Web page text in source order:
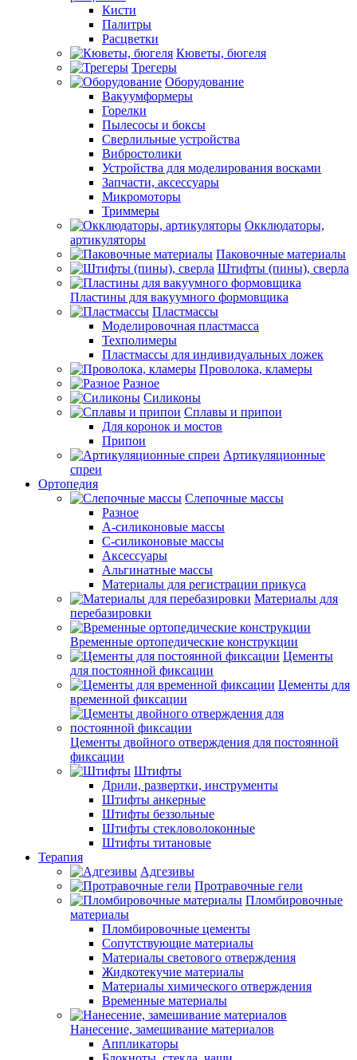
Кисти
Палитры
Расцветки
Кюветы, бюгеля
Трегеры
Оборудование
Вакуумформеры
Горелки
Пылесосы и боксы
Сверлильные устройства
Вибростолики
Устройства для моделирования восками
Запчасти, аксессуары
Микромоторы
Триммеры
Окклюдаторы,
артикуляторы
Паковочные материалы
Штифты (пины), сверла
Пластины для вакуумного формовщика
Пластмассы
Моделировочная пластмасса
Техполимеры
Пластмассы для индивидуальных ложек
Проволока, кламеры
Разное
Силиконы
Сплавы и припои
Для коронок и мостов
Припои
Артикуляционные
спреи
Ортопедия
Слепочные массы
Разное
А-силиконовые массы
С-силиконовые массы
Аксессуары
Альгинатные массы
Материалы для регистрации прикуса
Материалы для
перебазировки
Временные ортопедические конструкции
Цементы
для постоянной фиксации
Цементы для
временной фиксации
Цементы двойного отверждения для постоянной
фиксации
Штифты
Дрили, развертки, инструменты
Штифты анкерные
Штифты беззольные
Штифты стекловолоконные
Штифты титановые
Терапия
Адгезивы
Протравочные гели
Пломбировочные
материалы
Пломбировочные цементы
Сопутствующие материалы
Материалы светового отверждения
Жидкотекучие материалы
Материалы химического отверждения
Временные материалы
Нанесение, замешивание материалов
Аппликаторы